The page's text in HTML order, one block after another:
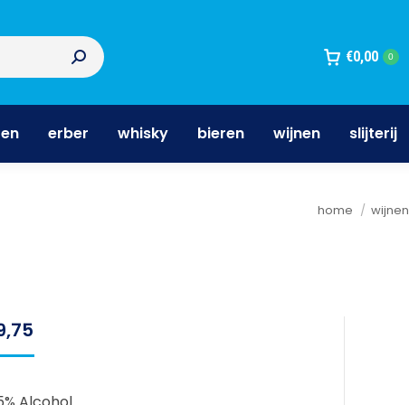
€0,00 0
erber whisky bieren wijnen slijterij
Je bent hier:
home wijnen